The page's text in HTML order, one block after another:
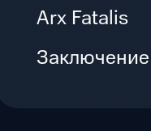
Arx Fatalis
Заключение